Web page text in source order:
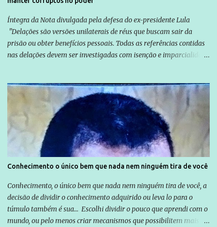
Íntegra da Nota divulgada pela defesa do ex-presidente Lula
"Delações são versões unilaterais de réus que buscam sair da
prisão ou obter benefícios pessoais. Todas as referências contidas
nas delações devem ser investigadas com isenção e imparcialidade
Globo manteve com o Grupo Odebrecht, citada na delação de
Emílio Odebrecht. Lula sempre atuou para promover o Brasil no
exterior, e não para promover determinadas empresas ou
empresários" Assina a nota o advogado Cristiano Zanin Martins
Conhecimento o único bem que nada nem ninguém tira de você
Conhecimento, o único bem que nada nem ninguém tira de você, a
decisão de dividir o conhecimento adquirido ou leva lo para o
túmulo também é sua... Escolhi dividir o pouco que aprendi com o
mundo, ou pelo menos criar mecanismos que possibilitem mais e